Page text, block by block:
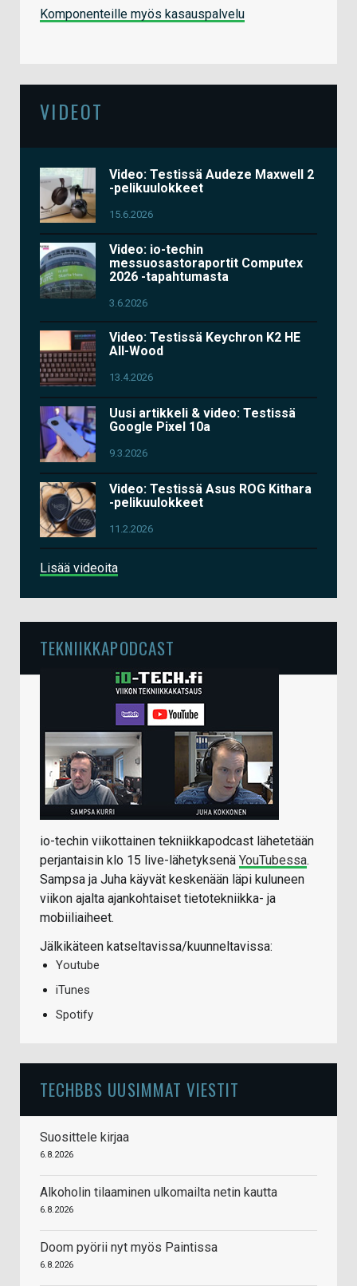
Komponenteille myös kasauspalvelu
VIDEOT
Video: Testissä Audeze Maxwell 2
-pelikuulokkeet
15.6.2026
Video: io-techin
messuosastoraportit Computex
2026 -tapahtumasta
3.6.2026
Video: Testissä Keychron K2 HE
All-Wood
13.4.2026
Uusi artikkeli & video: Testissä
Google Pixel 10a
9.3.2026
Video: Testissä Asus ROG Kithara
-pelikuulokkeet
11.2.2026
Lisää videoita
TEKNIIKKAPODCAST
io-techin viikottainen tekniikkapodcast lähetetään
perjantaisin klo 15 live-lähetyksenä YouTubessa.
Sampsa ja Juha käyvät keskenään läpi kuluneen
viikon ajalta ajankohtaiset tietotekniikka- ja
mobiiliaiheet.
Jälkikäteen katseltavissa/kuunneltavissa:
Youtube
iTunes
Spotify
TECHBBS UUSIMMAT VIESTIT
Suosittele kirjaa
6.8.2026
Alkoholin tilaaminen ulkomailta netin kautta
6.8.2026
Doom pyörii nyt myös Paintissa
6.8.2026